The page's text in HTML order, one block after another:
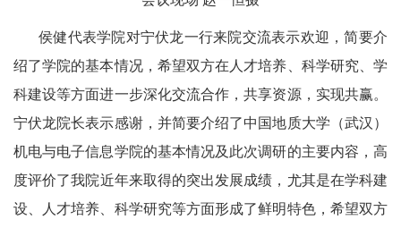
侯健代表学院对宁伏龙一行来院交流表示欢迎，简要介
绍了学院的基本情况，希望双方在人才培养、科学研究、学
科建设等方面进一步深化交流合作，共享资源，实现共赢。
宁伏龙院长表示感谢，并简要介绍了中国地质大学（武汉）
机电与电子信息学院的基本情况及此次调研的主要内容，高
度评价了我院近年来取得的突出发展成绩，尤其是在学科建
设、人才培养、科学研究等方面形成了鲜明特色，希望双方